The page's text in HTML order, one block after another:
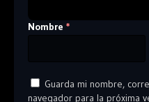
Nombre *
Guarda mi nombre,
navegador para la próxima